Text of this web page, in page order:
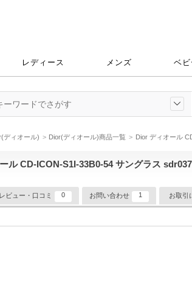
レディース メンズ ベ
ディオール) Dior(ディオール)商品一覧 Dior ディオール
ル CD-ICON-S1I-33B0-54 サングラス sdr037
レビュー・口コミ 0 お問い合わせ 1 お取引